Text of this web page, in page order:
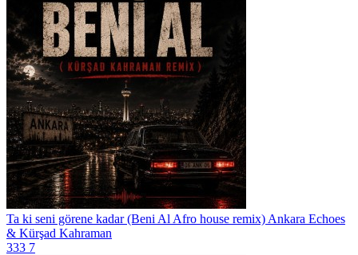
Ta ki seni görene kadar (Beni Al Afro house remix) Ankara Echoes
& Kürşad Kahraman
333 7